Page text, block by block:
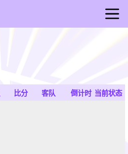
比分 客队 倒计时 当前状态